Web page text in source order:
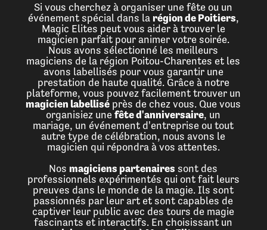
Si vous cherchez à organiser une fête ou un
événement spécial dans la région de Poitiers,
Magic Elites peut vous aider à trouver le
magicien parfait pour animer votre soirée.
Nous avons sélectionné les meilleurs
magiciens de la région Poitou-Charentes et les
avons labellisés pour vous garantir une
prestation de haute qualité. Grâce à notre
plateforme, vous pouvez facilement trouver un
magicien labellisé près de chez vous. Que vous
organisiez unefête d'anniversaire, un
mariage, un événement d'entreprise ou tout
autre type de célébration, nous avons le
magicien qui répondra à vos attentes.
Nos magiciens partenaires sont des
professionnels expérimentés qui ont fait leurs
preuves dans le monde de la magie. Ils sont
passionnés par leur art et sont capables de
captiver leur public avec des tours de magie
fascinants et interactifs. En choisissant un